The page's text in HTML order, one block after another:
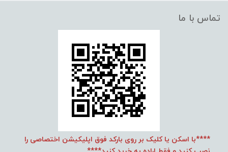
تماس با ما
****با اسکن یا کلیک بر روی بارکد فوق اپلیکیشن اختصاصی را